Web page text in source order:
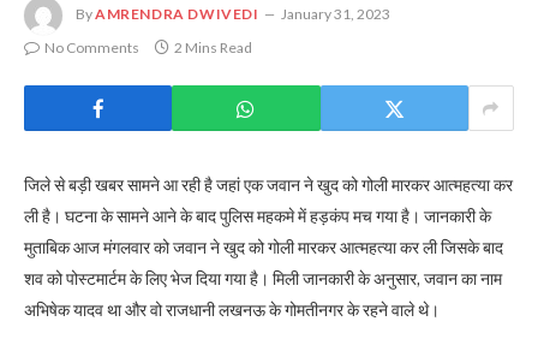
ByAMRENDRA DWIVEDI
January 31, 2023
No Comments
2 Mins Read
जिले से बड़ी खबर सामने आ रही है जहां एक जवान ने खुद को गोली मारकर आत्महत्या कर
ली है। घटना के सामने आने के बाद पुलिस महकमे में हड़कंप मच गया है। जानकारी के
मुताबिक आज मंगलवार को जवान ने खुद को गोली मारकर आत्महत्या कर ली जिसके बाद
शव को पोस्टमार्टम के लिए भेज दिया गया है। मिली जानकारी के अनुसार, जवान का नाम
अभिषेक यादव था और वो राजधानी लखनऊ के गोमतीनगर के रहने वाले थे।